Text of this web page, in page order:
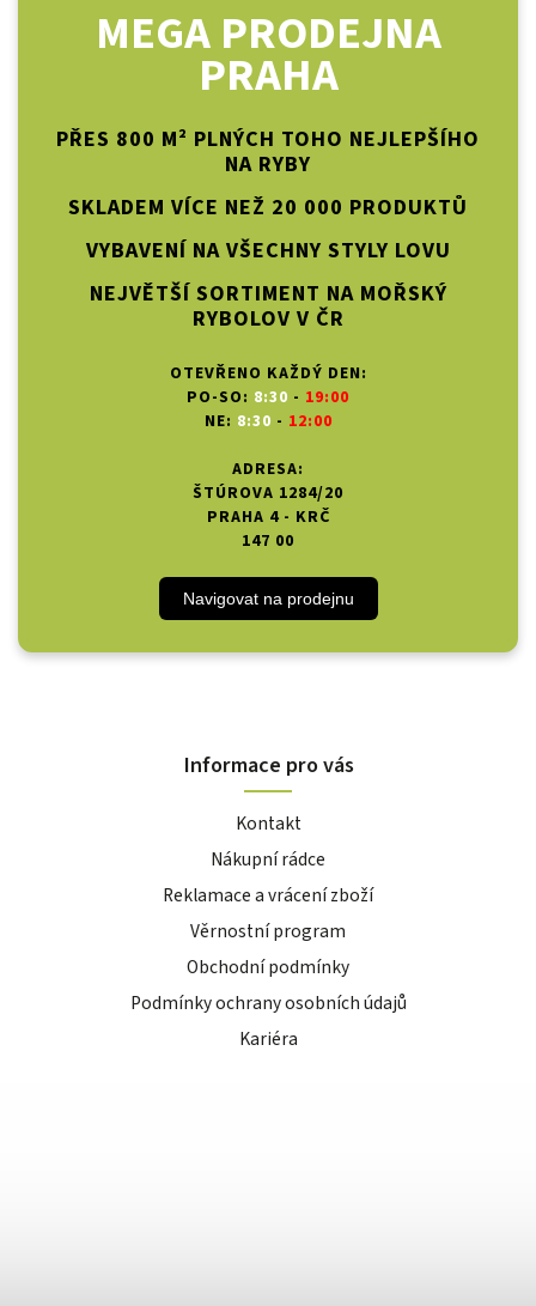
MEGA PRODEJNA
PRAHA
PŘES 800 M² PLNÝCH TOHO NEJLEPŠÍHO
NA RYBY
SKLADEM VÍCE NEŽ 20 000 PRODUKTŮ
VYBAVENÍ NA VŠECHNY STYLY LOVU
NEJVĚTŠÍ SORTIMENT NA MOŘSKÝ
RYBOLOV V ČR
OTEVŘENO KAŽDÝ DEN:
PO-SO: 8:30 - 19:00
NE: 8:30 - 12:00
ADRESA:
ŠTÚROVA 1284/20
PRAHA 4 - KRČ
147 00
Navigovat na prodejnu
Informace pro vás
Kontakt
Nákupní rádce
Reklamace a vrácení zboží
Věrnostní program
Obchodní podmínky
Podmínky ochrany osobních údajů
Kariéra